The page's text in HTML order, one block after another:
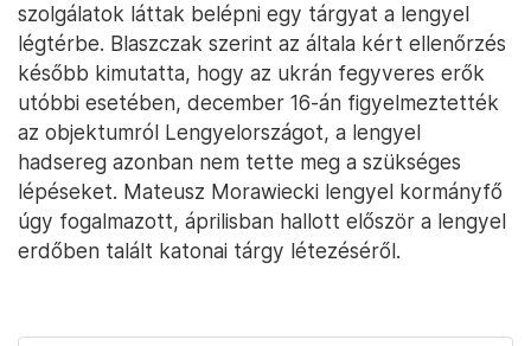
szolgálatok láttak belépni egy tárgyat a lengyel
légtérbe. Blaszczak szerint az általa kért ellenőrzés
később kimutatta, hogy az ukrán fegyveres erők
utóbbi esetében, december 16-án figyelmeztették
az objektumról Lengyelországot, a lengyel
hadsereg azonban nem tette meg a szükséges
lépéseket. Mateusz Morawiecki lengyel kormányfő
úgy fogalmazott, áprilisban hallott először a lengyel
erdőben talált katonai tárgy létezéséről.